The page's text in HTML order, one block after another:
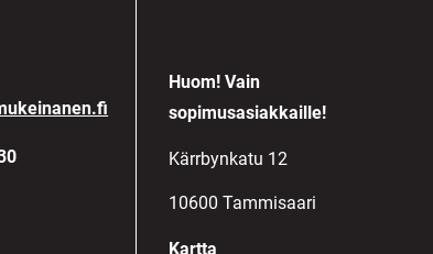
Huom! Vain
sopimusasiakkaille!
Kärrbynkatu 12
10600 Tammisaari
Kartta